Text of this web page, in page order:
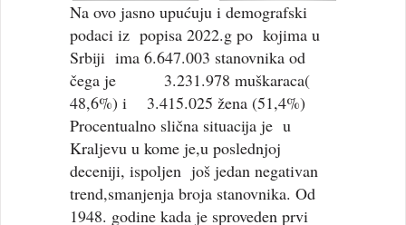
Na ovo jasno upućuju i demografski
podaci iz popisa 2022.g po kojima u
Srbiji ima 6.647.003 stanovnika od
čega je 3.231.978 muškaraca(
48,6%) i 3.415.025 žena (51,4%)
Procentualno slična situacija je u
Kraljevu u kome je,u poslednjoj
deceniji, ispoljen još jedan negativan
trend,smanjenja broja stanovnika. Od
1948. godine kada je sproveden prvi